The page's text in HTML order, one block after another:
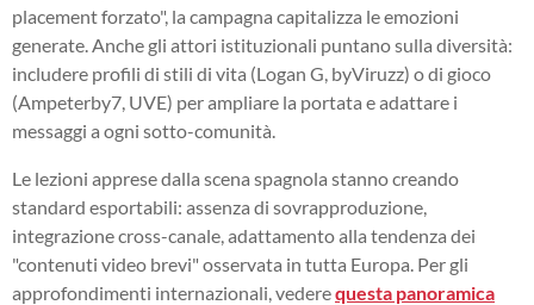
placement forzato", la campagna capitalizza le emozioni
generate. Anche gli attori istituzionali puntano sulla diversità:
includere profili di stili di vita (Logan G, byViruzz) o di gioco
(Ampeterby7, UVE) per ampliare la portata e adattare i
messaggi a ogni sotto-comunità.
Le lezioni apprese dalla scena spagnola stanno creando
standard esportabili: assenza di sovrapproduzione,
integrazione cross-canale, adattamento alla tendenza dei
"contenuti video brevi" osservata in tutta Europa. Per gli
approfondimenti internazionali, vederequesta panoramica